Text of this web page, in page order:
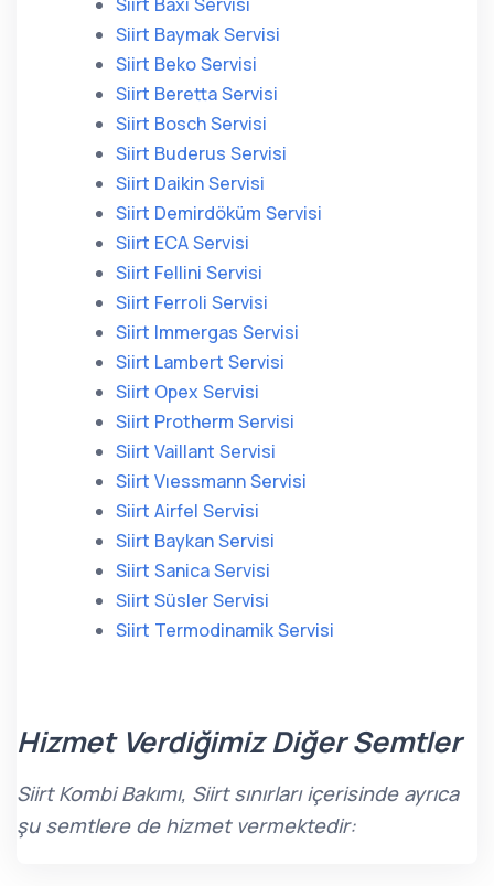
Siirt Baymak Servisi
Siirt Beko Servisi
Siirt Beretta Servisi
Siirt Bosch Servisi
Siirt Buderus Servisi
Siirt Daikin Servisi
Siirt Demirdöküm Servisi
Siirt ECA Servisi
Siirt Fellini Servisi
Siirt Ferroli Servisi
Siirt Immergas Servisi
Siirt Lambert Servisi
Siirt Opex Servisi
Siirt Protherm Servisi
Siirt Vaillant Servisi
Siirt Vıessmann Servisi
Siirt Airfel Servisi
Siirt Baykan Servisi
Siirt Sanica Servisi
Siirt Süsler Servisi
Siirt Termodinamik Servisi
Hizmet Verdiğimiz Diğer Semtler
Siirt Kombi Bakımı, Siirt sınırları içerisinde ayrıca
şu semtlere de hizmet vermektedir: